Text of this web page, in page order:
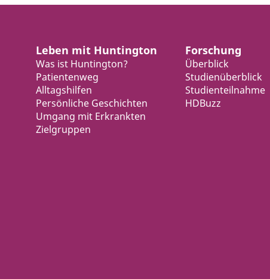
Leben mit Huntington
Was ist Huntington?
Patientenweg
Alltagshilfen
Persönliche Geschichten
Umgang mit Erkrankten
Zielgruppen
Forschung
Überblick
Studienüberblick
Studienteilnahme
HDBuzz